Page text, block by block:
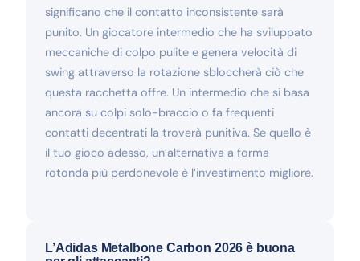
significano che il contatto inconsistente sarà
punito. Un giocatore intermedio che ha sviluppato
meccaniche di colpo pulite e genera velocità di
swing attraverso la rotazione sbloccherà ciò che
questa racchetta offre. Un intermedio che si basa
ancora su colpi solo-braccio o fa frequenti
contatti decentrati la troverà punitiva. Se quello è
il tuo gioco adesso, un’alternativa a forma
rotonda più perdonevole è l’investimento migliore.
L’Adidas Metalbone Carbon 2026 è buona